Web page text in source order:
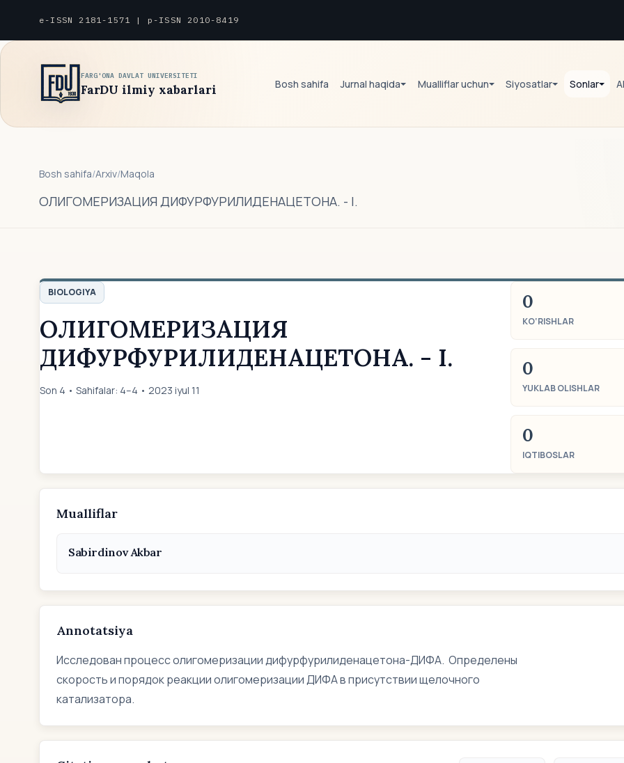
e-ISSN 2181-1571 | p-ISSN 2010-8419
FARG'ONA DAVLAT UNIVERSITETI
FarDU ilmiy xabarlari Bosh sahifa Jurnal haqida Mualliflar uchun Siyosatlar Sonlar
Bosh sahifa/Arxiv/Maqola
ОЛИГОМЕРИЗАЦИЯ ДИФУРФУРИЛИДЕНАЦЕТОНА. - I.
BIOLOGIYA
ОЛИГОМЕРИЗАЦИЯ
ДИФУРФУРИЛИДЕНАЦЕТОНА. - I.
Son 4 • Sahifalar: 4–4 • 2023 iyul 11
0
KO‘RISHLAR
0
YUKLAB OLISHLAR
0
IQTIBOSLAR
Mualliflar
Sabirdinov Akbar
Annotatsiya
Исследован процесс олигомеризации дифурфурилиденацетона-ДИФА. Определены
скорость и порядок реакции олигомеризации ДИФА в присутствии щелочного
катализатора.